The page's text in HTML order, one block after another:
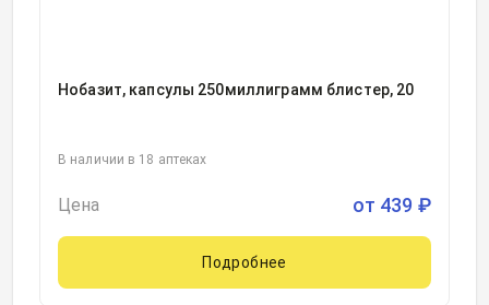
Нобазит, капсулы 250миллиграмм блистер, 20
В наличии в 18 аптеках
Цена от 439 ₽
Подробнее